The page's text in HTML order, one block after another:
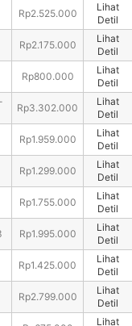
Rp2.525.000
Lihat
Detil
Rp2.175.000
Lihat
Detil
Rp800.000
Lihat
Detil
Rp3.302.000
Lihat
Detil
Rp1.959.000
Lihat
Detil
Rp1.299.000
Lihat
Detil
Rp1.755.000
Lihat
Detil
Rp1.995.000
Lihat
Detil
Rp1.425.000
Lihat
Detil
Rp2.799.000
Lihat
Detil
Lihat